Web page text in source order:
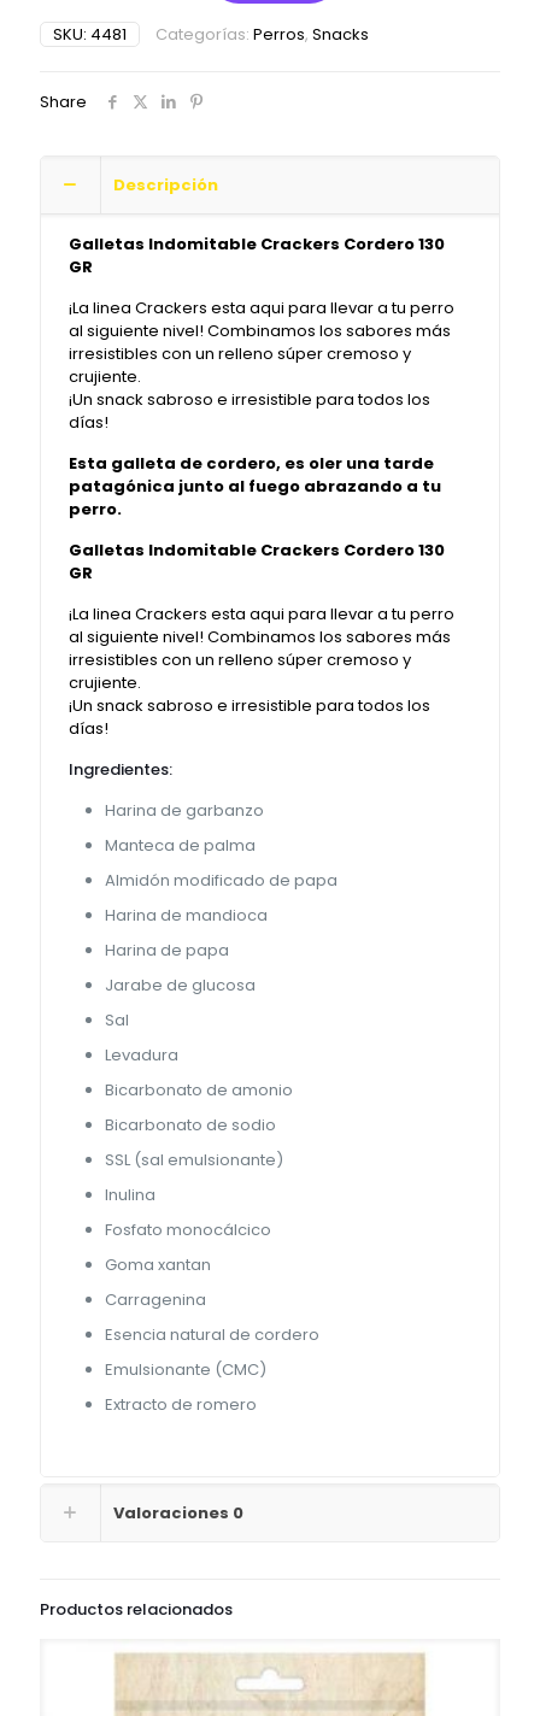
130gr
SKU: 4481 Categorías: Perros, Snacks
Share
Descripción
Galletas Indomitable Crackers Cordero 130
GR
¡La linea Crackers esta aqui para llevar a tu perro
al siguiente nivel! Combinamos los sabores más
irresistibles con un relleno súper cremoso y
crujiente.
¡Un snack sabroso e irresistible para todos los
días!
Esta galleta de cordero, es oler una tarde
patagónica junto al fuego abrazando a tu
perro.
Galletas Indomitable Crackers Cordero 130
GR
¡La linea Crackers esta aqui para llevar a tu perro
al siguiente nivel! Combinamos los sabores más
irresistibles con un relleno súper cremoso y
crujiente.
¡Un snack sabroso e irresistible para todos los
días!
Ingredientes:
Harina de garbanzo
Manteca de palma
Almidón modificado de papa
Harina de mandioca
Harina de papa
Jarabe de glucosa
Sal
Levadura
Bicarbonato de amonio
Bicarbonato de sodio
SSL (sal emulsionante)
Inulina
Fosfato monocálcico
Goma xantan
Carragenina
Esencia natural de cordero
Emulsionante (CMC)
Extracto de romero
Valoraciones 0
Productos relacionados